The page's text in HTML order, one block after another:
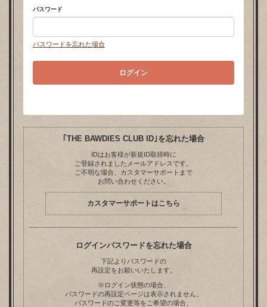
パスワード
パスワードを忘れた場合
｢THE BAWDIES CLUB ID｣を忘れた場合
IDはお客様が新規ID取得時に
ご登録されましたメールアドレスです。
ご不明な場合、カスタマーサポートまで
お問い合わせください。
カスタマーサポートはこちら
ログインパスワードを忘れた場合
下記よりパスワードの
再設定をお願いいたします。
※ログイン状態の場合、
パスワードの再設定ページは表示されません。
パスワードのご変更等をご希望の場合、